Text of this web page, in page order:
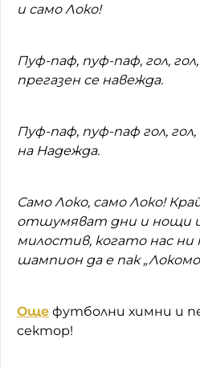
и само Локо!
Пуф-паф, пуф-паф, гол,
прегазен се навежда.
Пуф-паф, пуф-паф гол,
на Надежда.
Само Локо, само Локо!
отшумяват дни и нощи и
милостив, когато нас ни
шампион да е пак
Още футболни химни и
сектор!